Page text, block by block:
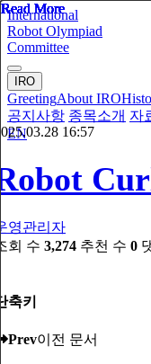
International
Robot Olympiad
Committee
IRO
GreetingAbout IRO
공지사항 종목소개 자
EN
16:57
영관리자
회 수 3,274 추천 수 0
축키
Prev이전 문서
Read More
Read More
Read More
Read More
Read More
Read More
Read More
Read More
Read More
Read More